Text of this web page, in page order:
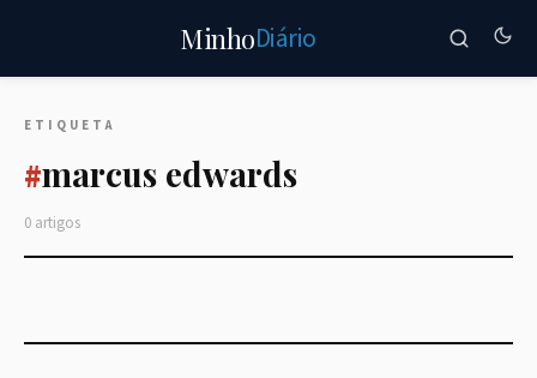
MinhoDiário
ETIQUETA
#marcus edwards
0 artigos